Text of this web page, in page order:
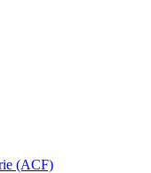
(ACF)